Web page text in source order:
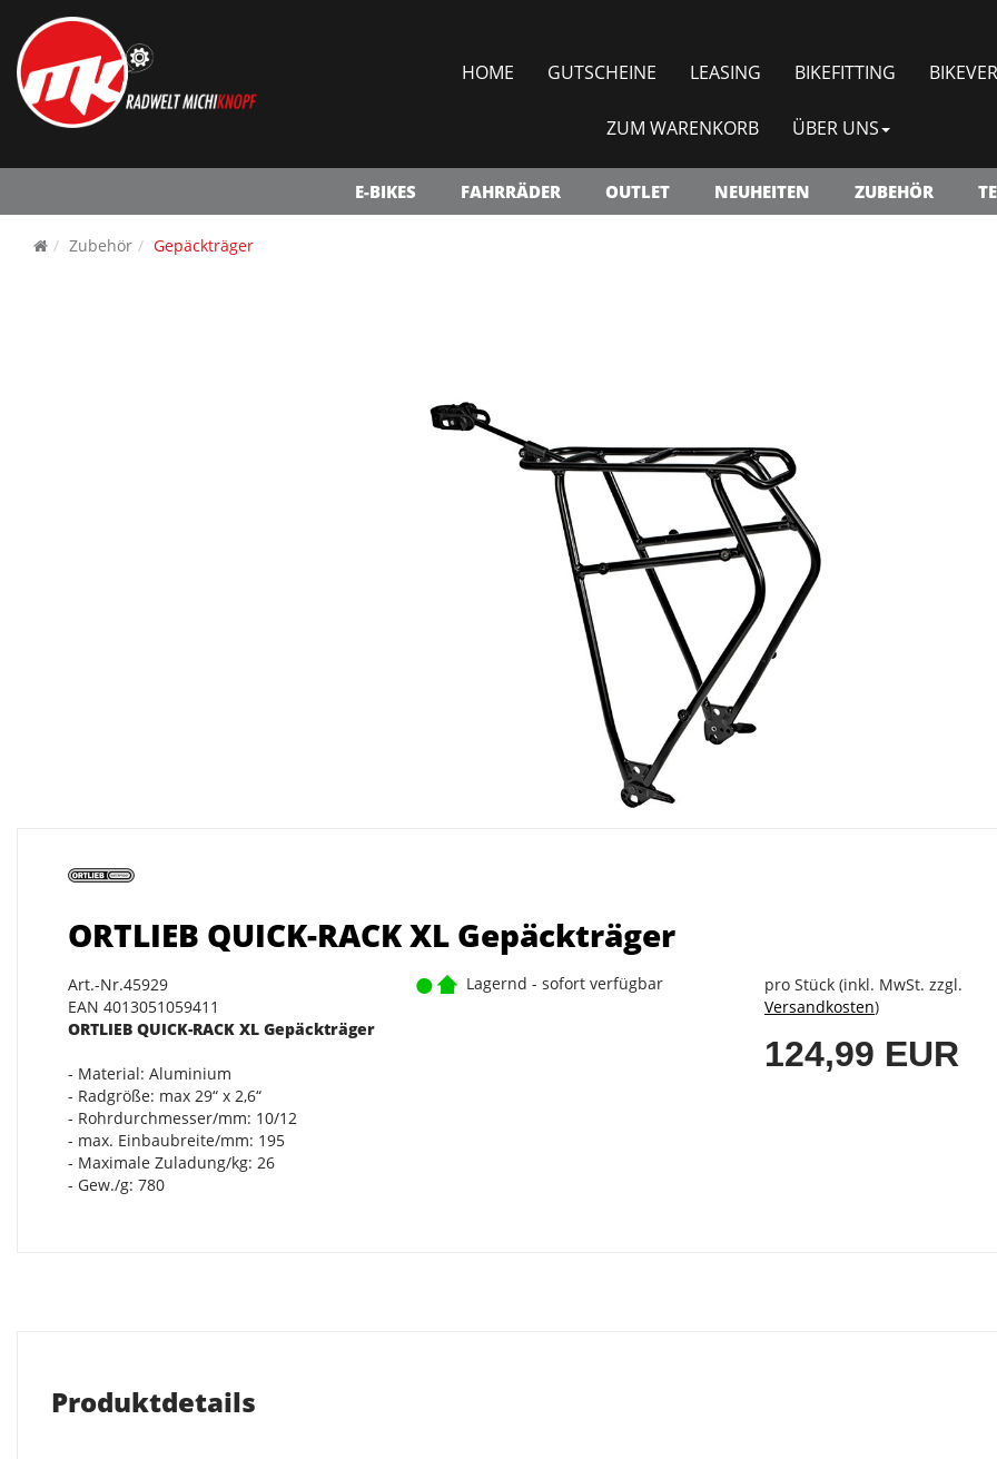
HOME GUTSCHEINE LEASING BIKEFITTING
ZUM WARENKORB ÜBER UNS
E-BIKES FAHRRÄDER OUTLET NEUHEITEN ZUBEHÖR
Zubehör Gepäckträger
ORTLIEB QUICK-RACK XL Gepäckträger
Art.-Nr.45929
EAN 4013051059411
ORTLIEB QUICK-RACK XL Gepäckträger
- Material: Aluminium
- Radgröße: max 29“ x 2,6“
- Rohrdurchmesser/mm: 10/12
- max. Einbaubreite/mm: 195
- Maximale Zuladung/kg: 26
- Gew./g: 780
Lagernd - sofort verfügbar
pro Stück (inkl. MwSt. zzgl.
Versandkosten)
124,99 EUR
Produktdetails